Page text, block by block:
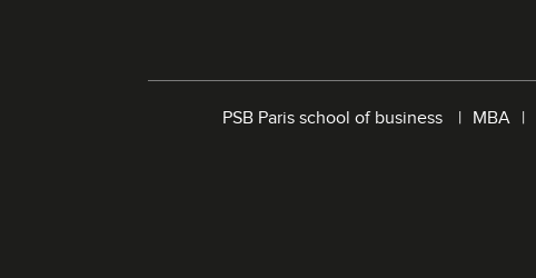
PSB Paris school of business MBA